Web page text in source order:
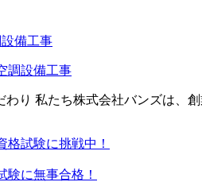
調設備工事
わり 私たち株式会社バンズは、
試験に挑戦中！
に無事合格！